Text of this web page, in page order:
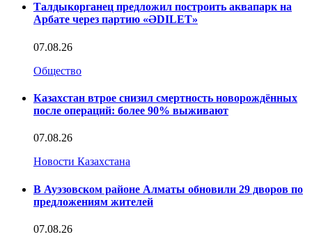
Талдыкорганец предложил построить аквапарк на
Арбате через партию «ӘDILET»
07.08.26
Общество
Казахстан втрое снизил смертность новорождённых
после операций: более 90% выживают
07.08.26
Новости Казахстана
В Ауэзовском районе Алматы обновили 29 дворов по
предложениям жителей
07.08.26